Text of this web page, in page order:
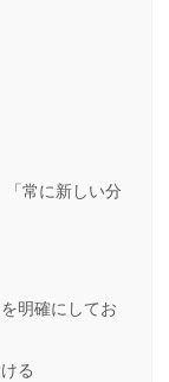
常に新しい分
明確にしてお
る